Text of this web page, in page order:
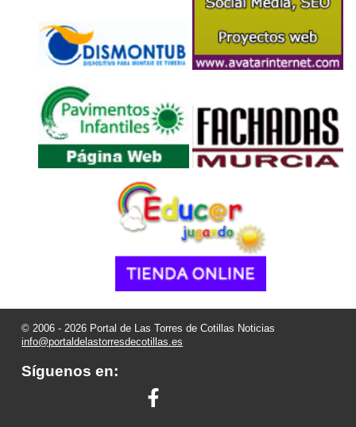
© 2006 - 2026 Portal de Las Torres de Cotillas Noticias
info@portaldelastorresdecotillas.es
Síguenos en: